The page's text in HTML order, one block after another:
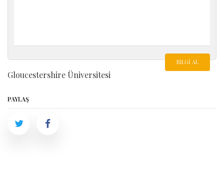
BILGI AL
Gloucestershire Üniversitesi
PAYLAŞ